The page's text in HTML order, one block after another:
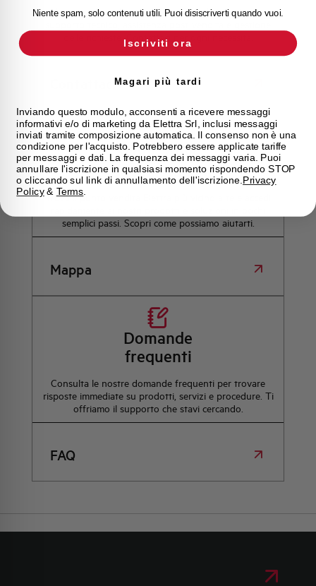
l nostro team di esperti è pronto ad aiutarti con
delle richieste. Contattaci per ogni necessità.
Contattaci
Scopri dove
acquistare
Trova il punto vendita Elettra più vicino a te e accedi
semplici passi. Scopri come possiamo aiutarti.
Mappa
Domande
frequenti
Consulta le nostre domande frequenti per trovare
risposte immediate su prodotti, servizi e procedure. Ti
offriamo il supporto che stavi cercando.
FAQ
Niente spam, solo contenuti utili. Puoi disiscriverti quando vuoi.
Iscriviti ora
Magari più tardi
Inviando questo modulo, acconsenti a ricevere messaggi
informativi e/o di marketing da Elettra Srl, inclusi messaggi
inviati tramite composizione automatica. Il consenso non è una
condizione per l'acquisto. Potrebbero essere applicate tariffe
per messaggi e dati. La frequenza dei messaggi varia. Puoi
annullare l'iscrizione in qualsiasi momento rispondendo STOP
o cliccando sul link di annullamento dell'iscrizione. Privacy
Policy& Terms